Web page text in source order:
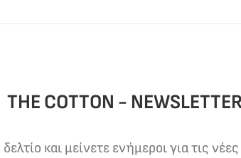
THE COTTON -
και μείνετε ενήμεροι για τις